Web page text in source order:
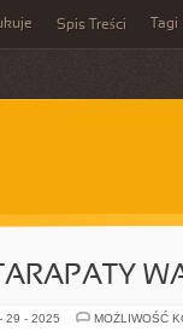
Spis Treści Tagi
29 - 2025
MOŻLIWOŚĆ